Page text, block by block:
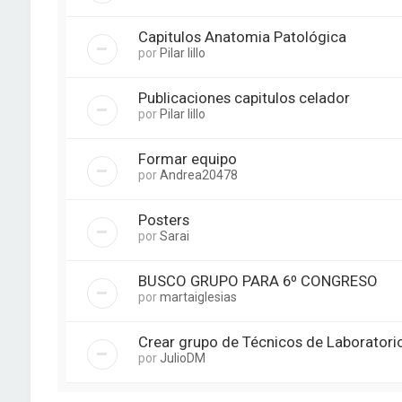
Capitulos Anatomia Patológica
porPilar lillo
Publicaciones capitulos celador
porPilar lillo
Formar equipo
porAndrea20478
Posters
porSarai
BUSCO GRUPO PARA 6º CONGRESO
pormartaiglesias
Crear grupo de Técnicos de
por JulioDM